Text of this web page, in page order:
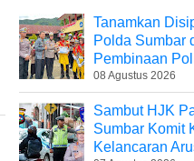
Tanamkan
Polda Sumbar
Pembinaan
08 Agustus 2026
Sambut HJK
Sumbar Komit
Kelancaran